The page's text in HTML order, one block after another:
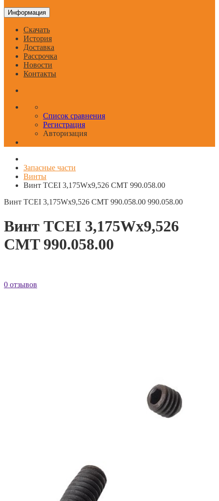
Информация
Скачать
История
Доставка
Рассрочка
Новости
Контакты
Список сравнения
Регистрация
Авторизация
Запасные части
Винты
Винт TCEI 3,175Wx9,526 CMT 990.058.00
Винт TCEI 3,175Wx9,526 CMT 990.058.00 990.058.00
Винт TCEI 3,175Wx9,526
CMT 990.058.00
0 отзывов